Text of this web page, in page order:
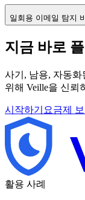
일회용 이메일 탐지
지금 바로
사기, 남용, 자동화
위해 Veille을 신뢰
시작하기 요금제 보
활용 사례